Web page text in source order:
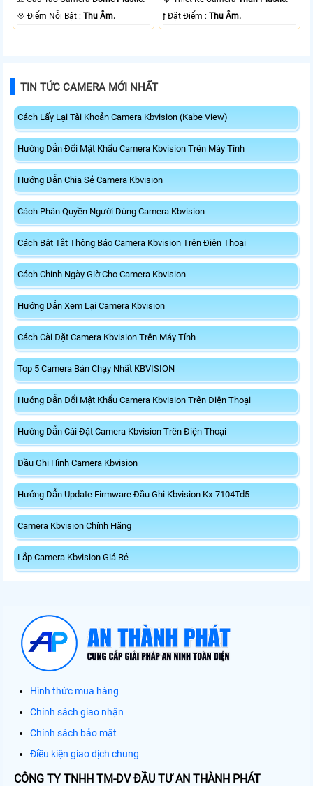
️💠 Điểm Nỗi Bật :Thu Âm.
️ƒ Đặt Điểm :Thu Âm.
TIN TỨC CAMERA MỚI NHẤT
Cách Lấy Lại Tài Khoản Camera Kbvision (Kabe View)
Hướng Dẫn Đổi Mật Khẩu Camera Kbvision Trên Máy Tính
Hướng Dẫn Chia Sẻ Camera Kbvision
Cách Phân Quyền Người Dùng Camera Kbvision
Cách Bật Tắt Thông Báo Camera Kbvision Trên Điện Thoại
Cách Chỉnh Ngày Giờ Cho Camera Kbvision
Hướng Dẫn Xem Lại Camera Kbvision
Cách Cài Đặt Camera Kbvision Trên Máy Tính
Top 5 Camera Bán Chạy Nhất KBVISION
Hướng Dẫn Đổi Mật Khẩu Camera Kbvision Trên Điện Thoại
Hướng Dẫn Cài Đặt Camera Kbvision Trên Điện Thoại
Đầu Ghi Hình Camera Kbvision
Hướng Dẫn Update Firmware Đầu Ghi Kbvision Kx-7104Td5
Camera Kbvision Chính Hãng
Lắp Camera Kbvision Giá Rẻ
Hình thức mua hàng
Chính sách giao nhận
Chính sách bảo mật
Điều kiện giao dịch chung
CÔNG TY TNHH TM-DV ĐẦU TƯ AN THÀNH PHÁT